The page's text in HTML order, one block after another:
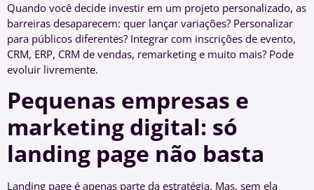
Quando você decide investir em um projeto personalizado, as
barreiras desaparecem: quer lançar variações? Personalizar
para públicos diferentes? Integrar com inscrições de evento,
CRM, ERP, CRM de vendas, remarketing e muito mais? Pode
evoluir livremente.
Pequenas empresas e
marketing digital: só
landing page não basta
Landing page é apenas parte da estratégia. Mas, sem ela